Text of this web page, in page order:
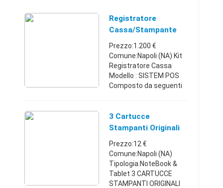
Registratore
Cassa/stampante
Fiscale/TOUCH
Prezzo:1.200 €
Comune:Napoli (NA) Kit
Registratore Cassa
Modello : SISTEM POS
Composto da seguenti
, Cassetto Portavalore ,
DYSPLAY visualizza
3 Cartucce
Stampanti Originali
Epson
Prezzo:12 €
Comune:Napoli (NA)
Tipologia:NoteBook &
Tablet 3 CARTUCCE
STAMPANTI ORIGINALI